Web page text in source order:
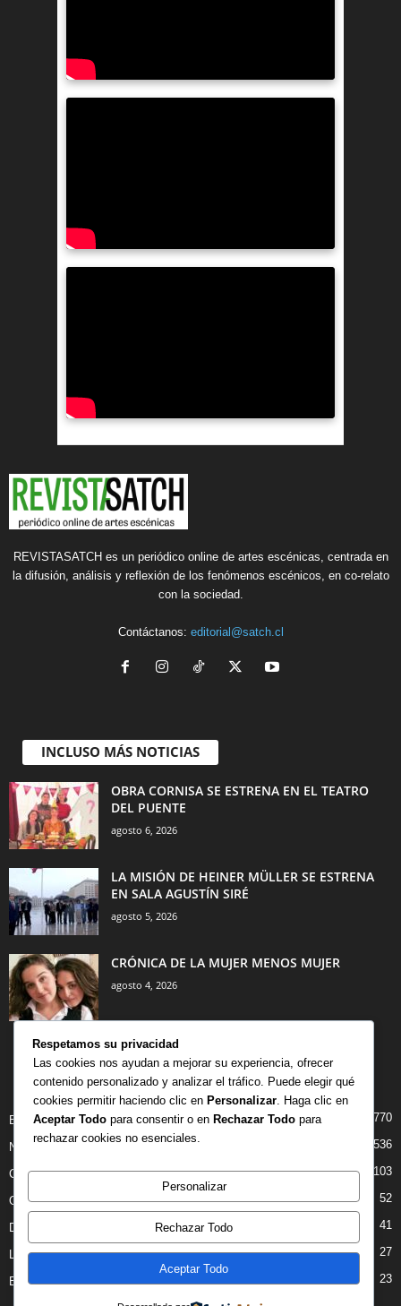
REVISTASATCH es un periódico online de artes escénicas, centrada en
la difusión, análisis y reflexión de los fenómenos escénicos, en co-relato
con la sociedad.
Contáctanos: editorial@satch.cl
INCLUSO MÁS NOTICIAS
OBRA CORNISA SE ESTRENA EN EL TEATRO
DEL PUENTE
agosto 6, 2026
LA MISIÓN DE HEINER MÜLLER SE ESTRENA
EN SALA AGUSTÍN SIRÉ
agosto 5, 2026
CRÓNICA DE LA MUJER MENOS MUJER
agosto 4, 2026
CATEGORÍA POPULAR
BIBLIOTECA 770
NOTICIAS 536
CRITICAS 103
OPINION 52
DANZA 41
LIBROS 27
ENTREVISTAS 23
Respetamos su privacidad
Las cookies nos ayudan a mejorar su experiencia, ofrecer
contenido personalizado y analizar el tráfico. Puede elegir qué
cookies permitir haciendo clic en Personalizar . Haga clic en
Aceptar Todo para consentir o en Rechazar Todo para
rechazar cookies no esenciales.
Personalizar
Rechazar Todo
Aceptar Todo